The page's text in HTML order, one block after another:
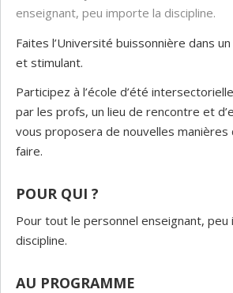
enseignant, peu importe la discipline.
Faites l’Université buissonnière dans
et stimulant.
Participez à l’école d’été
par les profs, un lieu de rencontre et
vous proposera de nouvelles
faire.
POUR QUI ?
Pour tout le personnel enseignant, peu
discipline.
AU PROGRAMME